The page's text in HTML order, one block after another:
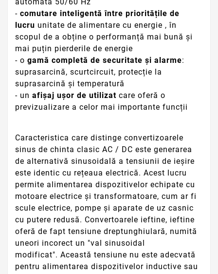
automată 50/60 Hz
- comutare inteligentă între prioritățile de
lucru unitate de alimentare cu energie ,în
scopul de a obține o performanță mai bună și
mai puțin pierderile de energie
- o gamă completă de securitate și alarme:
suprasarcină, scurtcircuit, protecție la
suprasarcină și temperatură
- un afișaj ușor de utilizat care oferă o
previzualizare a celor mai importante funcții
Caracteristica care distinge convertizoarele
sinus de chinta clasic AC / DC este generarea
de alternativă sinusoidală a tensiunii de ieșire
este identic cu rețeaua electrică. Acest lucru
permite alimentarea dispozitivelor echipate cu
motoare electrice și transformatoare, cum ar fi
scule electrice, pompe și aparate de uz casnic
cu putere redusă. Convertoarele ieftine, ieftine
oferă de fapt tensiune dreptunghiulară, numită
uneori incorect un "val sinusoidal
modificat". Această tensiune nu este adecvată
pentru alimentarea dispozitivelor inductive sau